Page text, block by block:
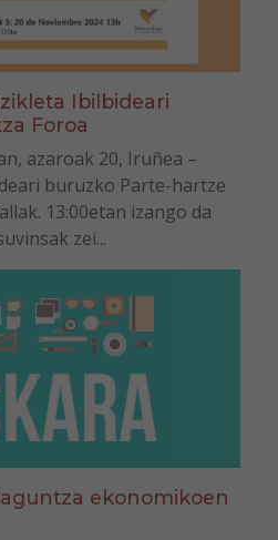
Ibilbideari
Foroa
azaroak 20, Iruñea –
buruzko Parte-hartze
13:00etan izango da
zei...
ekonomikoen